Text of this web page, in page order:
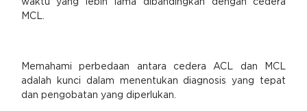
waktu yang lebih lama dibandingkan dengan cedera
MCL.
Memahami perbedaan antara cedera ACL dan MCL
adalah kunci dalam menentukan diagnosis yang tepat
dan pengobatan yang diperlukan.